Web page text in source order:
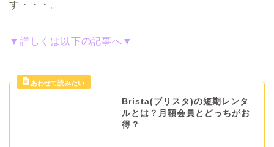
す・・・。
▼詳しくは以下の記事へ▼
Brista(ブリスタ)の短期レンタ
ルとは？月額会員とどっちがお
得？